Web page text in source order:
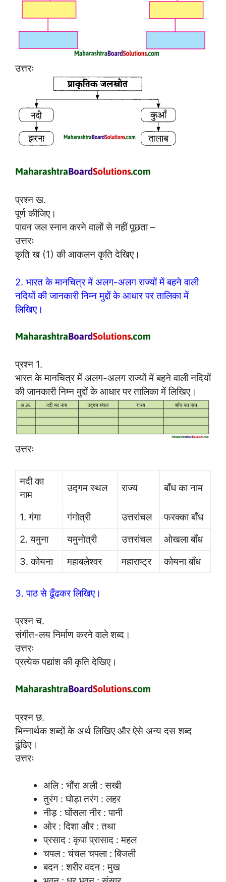
उत्तरः
प्रश्न ख.
पूर्ण कीजिए।
पावन जल स्नान करने वालों से नहीं पूछता –
उत्तरः
कृति ख (1) की आकलन कृति देखिए।
2. भारत के मानचित्र में अलग-अलग राज्यों में बहने वाली
नदियों की जानकारी निम्न मुद्दों के आधार पर तालिका में
लिखिए।
प्रश्न 1.
भारत के मानचित्र में अलग-अलग राज्यों में बहने वाली नदियों
की जानकारी निम्न मुद्दों के आधार पर तालिका में लिखिए।
उत्तरः
नदी का
नाम
उद्गम स्थल राज्य बाँध का नाम
1. गंगा गंगोत्री उत्तरांचल
फरक्का बाँध
2. यमुना
यमुनोत्री उत्तरांचल
ओखला बाँध
3. कोयना
महाबलेश्वर महाराष्ट्र कोयना बाँध
3. पाठ से ढूँढकर लिखिए।
प्रश्न च.
संगीत-लय निर्माण करने वाले शब्द।
उत्तरः
प्रत्येक पद्यांश की कृति देखिए।
प्रश्न छ.
भिन्नार्थक शब्दों के अर्थ लिखिए और ऐसे अन्य दस शब्द
ढूंढिए।
उत्तरः
अलि : भौंरा अली : सखी
तुरंग : घोड़ा तरंग : लहर
नीड़ : घोंसला नीर : पानी
ओर : दिशा और : तथा
प्रसाद : कृपा प्रासाद : महल
चपल : चंचल चपला : बिजली
बदन : शरीर वदन : मुख